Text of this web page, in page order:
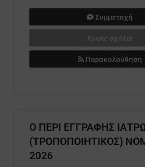
Συμμετοχή
Χωρίς σχόλια
Παρακολούθηση
Ο ΠΕΡΙ ΕΓΓΡΑΦΗΣ
(ΤΡΟΠΟΠΟΙΗΤΙΚΟΣ)
2026